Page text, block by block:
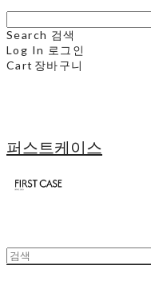
Search 검색
Log In 로그인
Cart 장바구니
퍼스트케이스